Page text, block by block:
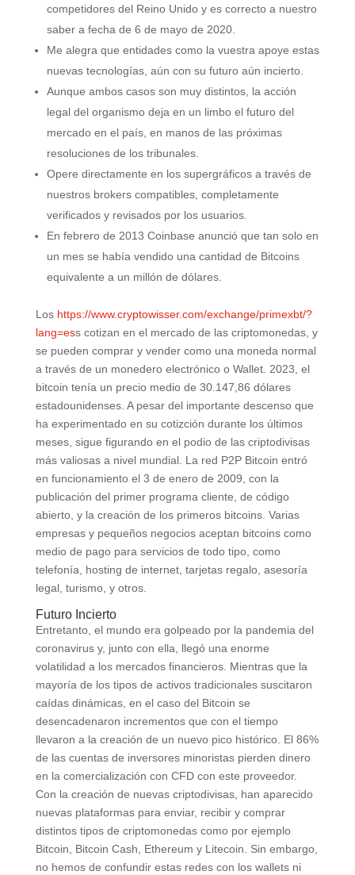
competidores del Reino Unido y es correcto a nuestro
saber a fecha de 6 de mayo de 2020.
Me alegra que entidades como la vuestra apoye estas
nuevas tecnologías, aún con su futuro aún incierto.
Aunque ambos casos son muy distintos, la acción
legal del organismo deja en un limbo el futuro del
mercado en el país, en manos de las próximas
resoluciones de los tribunales.
Opere directamente en los supergráficos a través de
nuestros brokers compatibles, completamente
verificados y revisados por los usuarios.
En febrero de 2013 Coinbase anunció que tan solo en
un mes se había vendido una cantidad de Bitcoins
equivalente a un millón de dólares.
Los https://www.cryptowisser.com/exchange/primexbt/?
lang=ess cotizan en el mercado de las criptomonedas, y
se pueden comprar y vender como una moneda normal
a través de un monedero electrónico o Wallet. 2023, el
bitcoin tenía un precio medio de 30.147,86 dólares
estadounidenses. A pesar del importante descenso que
ha experimentado en su cotizción durante los últimos
meses, sigue figurando en el podio de las criptodivisas
más valiosas a nivel mundial. La red P2P Bitcoin entró
en funcionamiento el 3 de enero de 2009, con la
publicación del primer programa cliente, de código
abierto, y la creación de los primeros bitcoins. Varias
empresas y pequeños negocios aceptan bitcoins como
medio de pago para servicios de todo tipo, como
telefonía, hosting de internet, tarjetas regalo, asesoría
legal, turismo, y otros.
Futuro Incierto
Entretanto, el mundo era golpeado por la pandemia del
coronavirus y, junto con ella, llegó una enorme
volatilidad a los mercados financieros. Mientras que la
mayoría de los tipos de activos tradicionales suscitaron
caídas dinámicas, en el caso del Bitcoin se
desencadenaron incrementos que con el tiempo
llevaron a la creación de un nuevo pico histórico. El 86%
de las cuentas de inversores minoristas pierden dinero
en la comercialización con CFD con este proveedor.
Con la creación de nuevas criptodivisas, han aparecido
nuevas plataformas para enviar, recibir y comprar
distintos tipos de criptomonedas como por ejemplo
Bitcoin, Bitcoin Cash, Ethereum y Litecoin. Sin embargo,
no hemos de confundir estas redes con los wallets ni